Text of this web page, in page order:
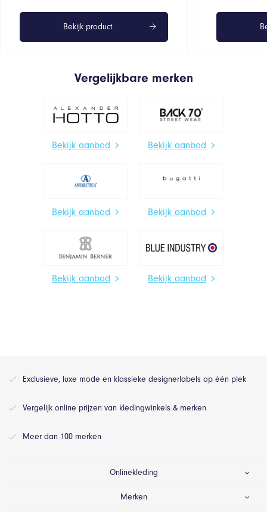
Bekijk product
Vergelijkbare merken
Bekijk aanbod Bekijk aanbod
Bekijk aanbod Bekijk aanbod
Bekijk aanbod Bekijk aanbod
Exclusieve, luxe mode en klassieke designerlabels op één plek
Vergelijk online prijzen van kledingwinkels & merken
Meer dan 100 merken
Onlinekleding
Merken